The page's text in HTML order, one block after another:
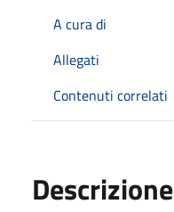
A cura di
Allegati
Contenuti correlati
Descrizione